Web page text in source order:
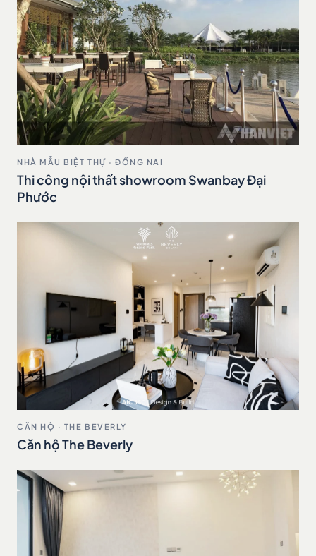
NHÀ MẪU BIỆT THỰ · ĐỒNG NAI
Thi công nội thất showroom Swanbay Đại
Phước
CĂN HỘ · THE BEVERLY
Căn hộ The Beverly